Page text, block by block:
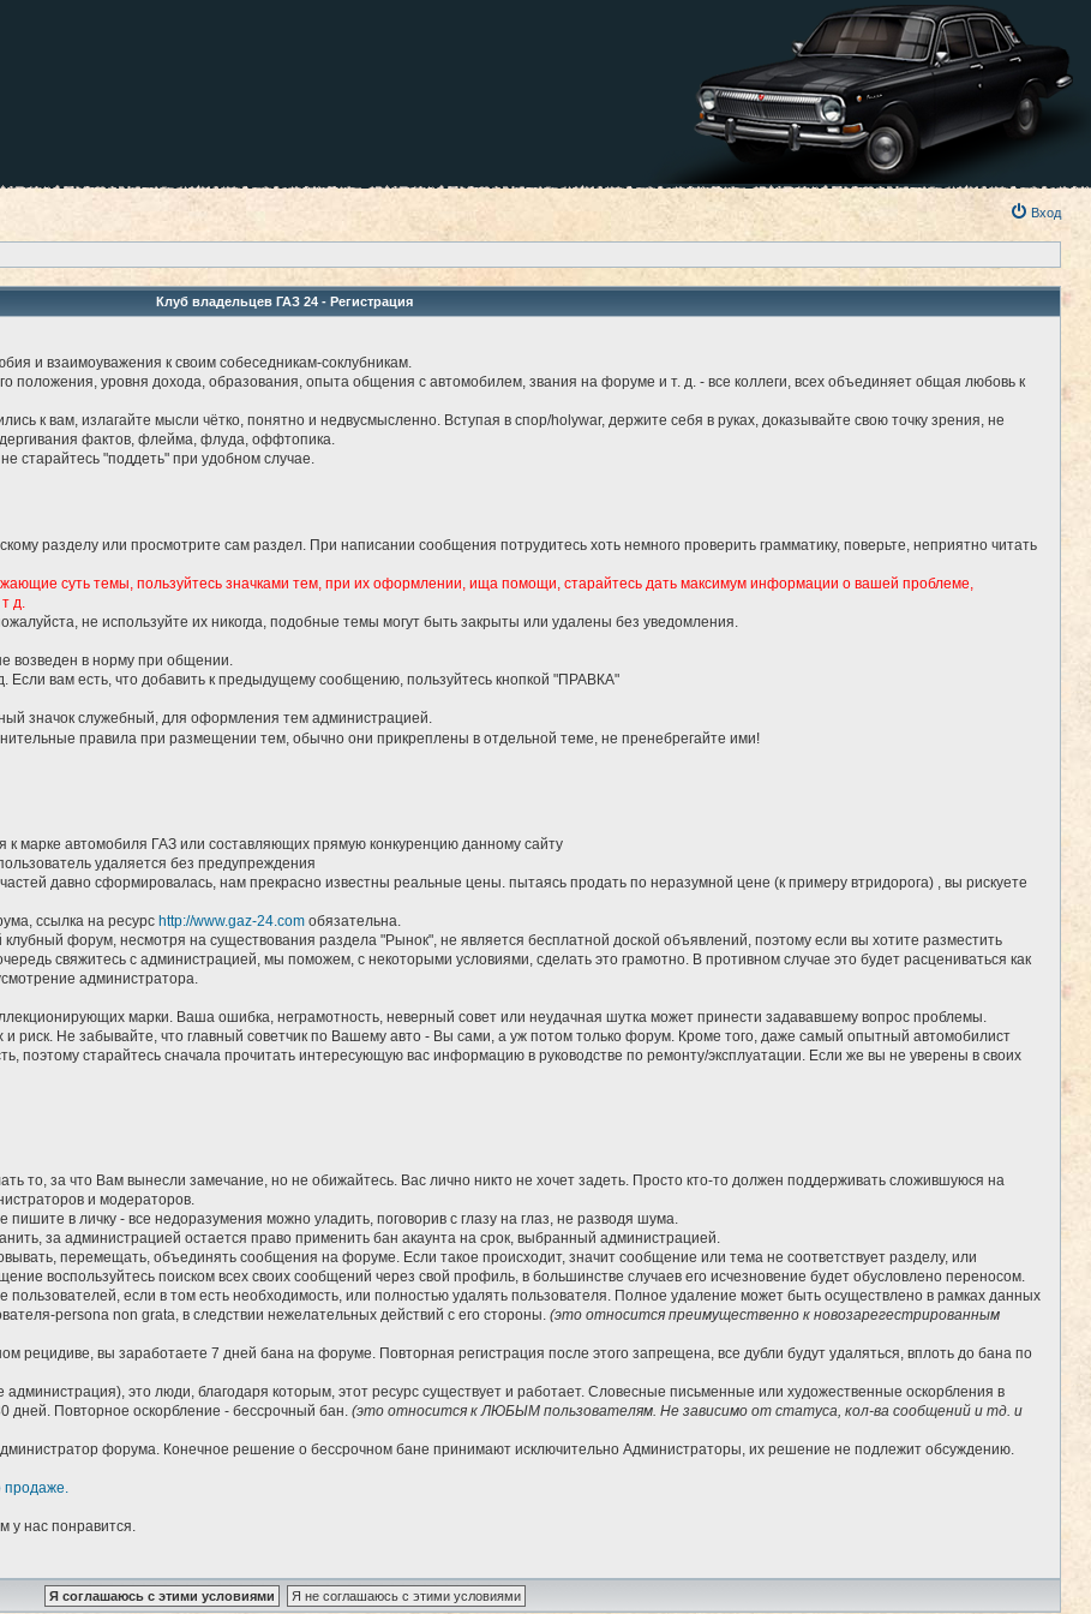
Вход
Клуб владельцев ГАЗ 24 - Регистрация
и взаимоуважения к своим собеседникам-соклубникам.
положения, уровня дохода, образования, опыта общения с автомобилем, звания на форуме и т. д. - все коллеги, всех объединяет общая любовь к
к вам, излагайте мысли чётко, понятно и недвусмысленно. Вступая в спор/holywar, держите себя в руках, доказывайте свою точку зрения, не
фактов, флейма, флуда, оффтопика.
старайтесь "поддеть" при удобном случае.
разделу или просмотрите сам раздел. При написании сообщения потрудитесь хоть немного проверить грамматику, поверьте, неприятно читать
суть темы, пользуйтесь значками тем, при их оформлении, ища помощи, старайтесь дать максимум информации о вашей проблеме,
д.
не используйте их никогда, подобные темы могут быть закрыты или удалены без уведомления.
возведен в норму при общении.
Если вам есть, что добавить к предыдущему сообщению, пользуйтесь кнопкой "ПРАВКА"
значок служебный, для оформления тем администрацией.
правила при размещении тем, обычно они прикреплены в отдельной теме, не пренебрегайте ими!
марке автомобиля ГАЗ или составляющих прямую конкуренцию данному сайту
удаляется без предупреждения
давно сформировалась, нам прекрасно известны реальные цены. пытаясь продать по неразумной цене (к примеру втридорога) , вы рискуете
ссылка на ресурс http://www.gaz-24.com обязательна.
форум, несмотря на существования раздела "Рынок", не является бесплатной доской объявлений, поэтому если вы хотите разместить
свяжитесь с администрацией, мы поможем, с некоторыми условиями, сделать это грамотно. В противном случае это будет расцениваться как
администратора.
марки. Ваша ошибка, неграмотность, неверный совет или неудачная шутка может принести задававшему вопрос проблемы.
риск. Не забывайте, что главный советчик по Вашему авто - Вы сами, а уж потом только форум. Кроме того, даже самый опытный автомобилист
поэтому старайтесь сначала прочитать интересующую вас информацию в руководстве по ремонту/эксплуатации. Если же вы не уверены в своих
то, за что Вам вынесли замечание, но не обижайтесь. Вас лично никто не хочет задеть. Просто кто-то должен поддерживать сложившуюся на
и модераторов.
в личку - все недоразумения можно уладить, поговорив с глазу на глаз, не разводя шума.
за администрацией остается право применить бан акаунта на срок, выбранный администрацией.
перемещать, объединять сообщения на форуме. Если такое происходит, значит сообщение или тема не соответствует разделу, или
воспользуйтесь поиском всех своих сообщений через свой профиль, в большинстве случаев его исчезновение будет обусловлено переносом.
если в том есть необходимость, или полностью удалять пользователя. Полное удаление может быть осуществлено в рамках данных
persona non grata, в следствии нежелательных действий с его стороны. (это относится преимущественно к новозарегестрированным
рецидиве, вы заработаете 7 дней бана на форуме. Повторная регистрация после этого запрещена, все дубли будут удаляться, вплоть до бана по
это люди, благодаря которым, этот ресурс существует и работает. Словесные письменные или художественные оскорбления в
дней. Повторное оскорбление - бессрочный бан. (это относится к ЛЮБЫМ пользователям. Не зависимо от статуса, кол-ва сообщений и тд. и
форума. Конечное решение о бессрочном бане принимают исключительно Администраторы, их решение не подлежит обсуждению.
продаже.
у нас понравится.